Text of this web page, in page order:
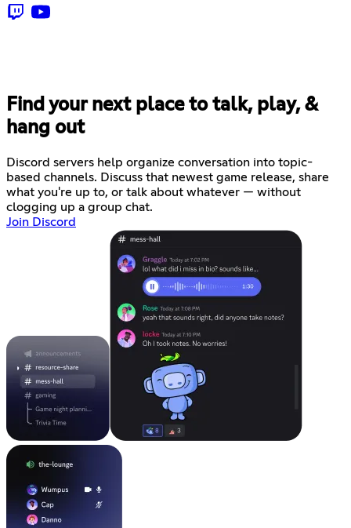
Find your next place to talk, play, &
hang out
Discord servers help organize conversation into topic-
based channels. Discuss that newest game release, share
what you're up to, or talk about whatever — without
clogging up a group chat.
Join Discord